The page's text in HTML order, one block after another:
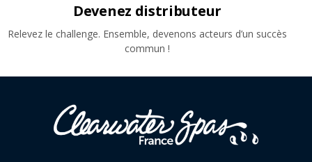
Devenez distributeur
Relevez le challenge. Ensemble, devenons acteurs d’un succès
commun !